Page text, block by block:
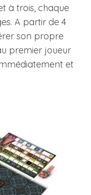
à trois, chaque
A partir de 4
son propre
premier joueur
et